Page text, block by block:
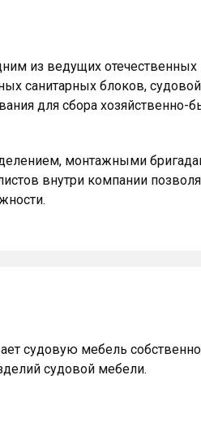
из ведущих отечественных
санитарных блоков,
для сбора хозяйственно-
монтажными
внутри компании
судовую мебель
судовой мебели.